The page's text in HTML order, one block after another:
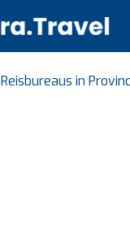
Reisbureaus in